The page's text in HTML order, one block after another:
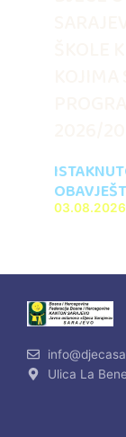
03.08.2026
Ulica La